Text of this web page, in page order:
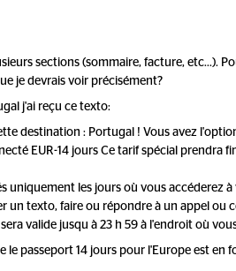
sections (sommaire, facture, etc...).
je devrais voir précisément?
j'ai reçu ce texto:
destination : Portugal ! Vous avez
EUR-14 jours Ce tarif spécial prendra
uniquement les jours où vous accéderez
un texto, faire ou répondre à un appel ou
valide jusqu à 23 h 59 à l'endroit où
le passeport 14 jours pour l'Europe est en